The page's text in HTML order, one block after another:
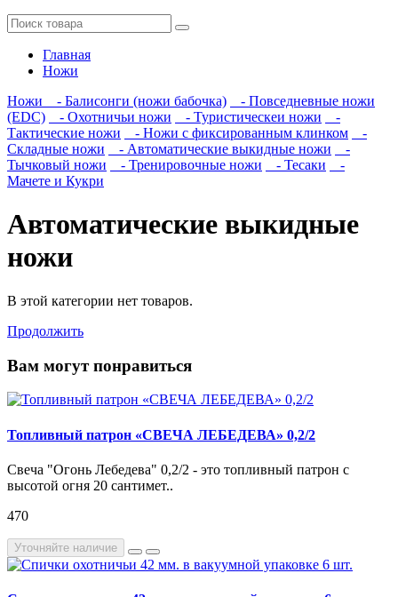
Главная
Ножи
Ножи
- Балисонги (ножи бабочка)
- Повседневные ножи
(EDC)
- Охотничьи ножи - Туристическеи ножи
-
Тактические ножи
- Ножи с фиксированным клинком
-
Складные ножи
- Автоматические выкидные ножи
-
Тычковый ножи
- Тренировочные ножи - Тесаки
-
Мачете и Кукри
Автоматические выкидные
ножи
В этой категории нет товаров.
Продолжить
Вам могут понравиться
Топливный патрон «СВЕЧА ЛЕБЕДЕВА» 0,2/2
Свеча "Огонь Лебедева" 0,2/2 - это топливный патрон с
высотой огня 20 сантимет..
470
Уточняйте наличие